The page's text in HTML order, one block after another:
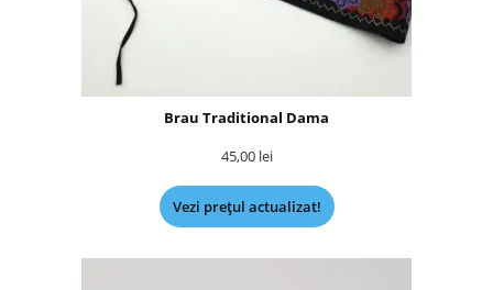
Brau Traditional Dama
45,00 lei
Vezi prețul actualizat!